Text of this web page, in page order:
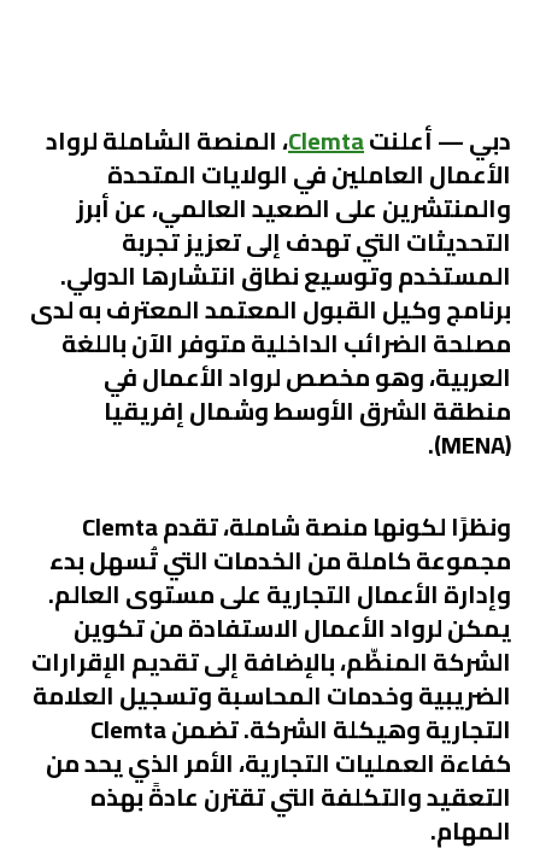
دبي —أعلنتClemta، المنصة الشاملة لرواد
الأعمال العاملين في الولايات المتحدة
والمنتشرين على الصعيد العالمي، عن أبرز
التحديثات التي تهدف إلى تعزيز تجربة
المستخدم وتوسيع نطاق انتشارها الدولي.
برنامج وكيل القبول المعتمد المعترف به لدى
مصلحة الضرائب الداخلية متوفر الآن باللغة
العربية، وهو مخصص لرواد الأعمال في
منطقة الشرق الأوسط وشمال إفريقيا
(MENA).
ونظرًا لكونها منصة شاملة، تقدم Clemta
مجموعة كاملة من الخدمات التي تُسهل بدء
وإدارة الأعمال التجارية على مستوى العالم.
يمكن لرواد الأعمال الاستفادة من تكوين
الشركة المنظّم، بالإضافة إلى تقديم الإقرارات
الضريبية وخدمات المحاسبة وتسجيل العلامة
التجارية وهيكلة الشركة. تضمن Clemta
كفاءة العمليات التجارية، الأمر الذي يحد من
التعقيد والتكلفة التي تقترن عادةً بهذه
المهام.